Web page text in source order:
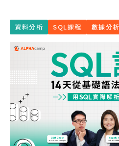
資料分析 SQL課程 數據分